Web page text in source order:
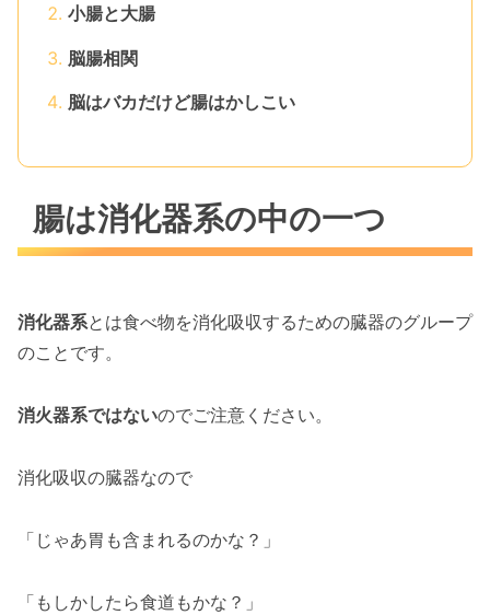
小腸と大腸
脳腸相関
脳はバカだけど腸はかしこい
腸は消化器系の中の一つ
消化器系とは食べ物を消化吸収するための臓器のグループ
のことです。
消火器系ではないのでご注意ください。
消化吸収の臓器なので
「じゃあ胃も含まれるのかな？」
「もしかしたら食道もかな？」